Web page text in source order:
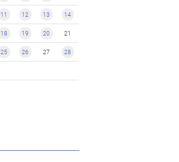
11 12 13 14
18 19 20 21
25 26 27 28